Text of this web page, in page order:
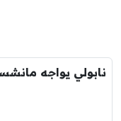
نابولي يواجه